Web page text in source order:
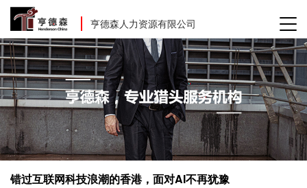
亨德森人力资源有限公司
错过互联网科技浪潮的香港，面对AI不再犹豫